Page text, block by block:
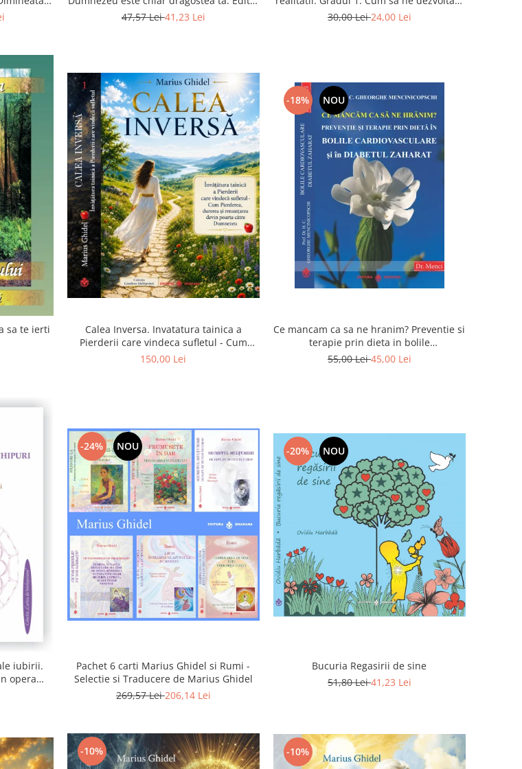
a 2-a
47,57 Lei41,23 Lei
intuitia si sa ne alegem soarta
30,00 Lei24,00 Lei
sa te ierti
Calea Inversa. Invatatura tainica a
Pierderii care vindeca sufletul - Cum
Pierderea, durerea si renuntarea devin
150,00 Lei
-18% NOU
Ce mancam ca sa ne hranim? Preventie si
terapie prin dieta in bolile
cardiovasculare si in diabetul zaharat
55,00 Lei45,00 Lei
iubirii.
opera
-24% NOU
Pachet 6 carti Marius Ghidel si Rumi -
Selectie si Traducere de Marius Ghidel
269,57 Lei206,14 Lei
-20% NOU
Bucuria Regasirii de sine
51,80 Lei41,23 Lei
-10% -10%